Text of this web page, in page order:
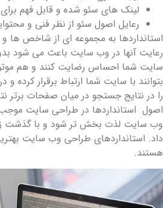
لینک های سئو شده و قابل فهم
رعایل اصول سئو از نظر فنی و
استانداردها به مجموعه ای از شاخص ها
رعایت آنها در وب سایت باعث می شود
سایت شما احساس رضایت کنند و هم
بتوانند با سایت شما ارتباط برقرار کرده
را در نتایج جستجو در میان صفحات برتر
اصول استانداردها در طراحی سایت
وب سایت لذت بخش تر شود و با گذشت
داد. استانداردهای طراحی وب سایت
هستند.